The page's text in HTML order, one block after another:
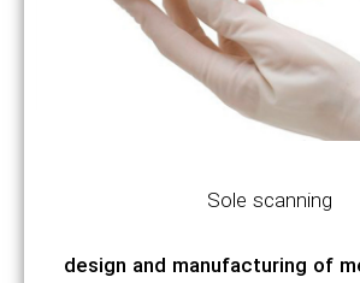
Sole scanning
design and manufacturing of